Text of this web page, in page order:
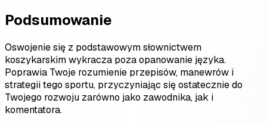
Podsumowanie
Oswojenie się z podstawowym słownictwem
koszykarskim wykracza poza opanowanie języka.
Poprawia Twoje rozumienie przepisów, manewrów i
strategii tego sportu, przyczyniając się ostatecznie do
Twojego rozwoju zarówno jako zawodnika, jak i
komentatora.